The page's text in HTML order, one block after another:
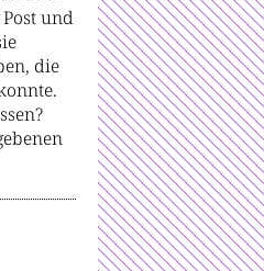
und
die